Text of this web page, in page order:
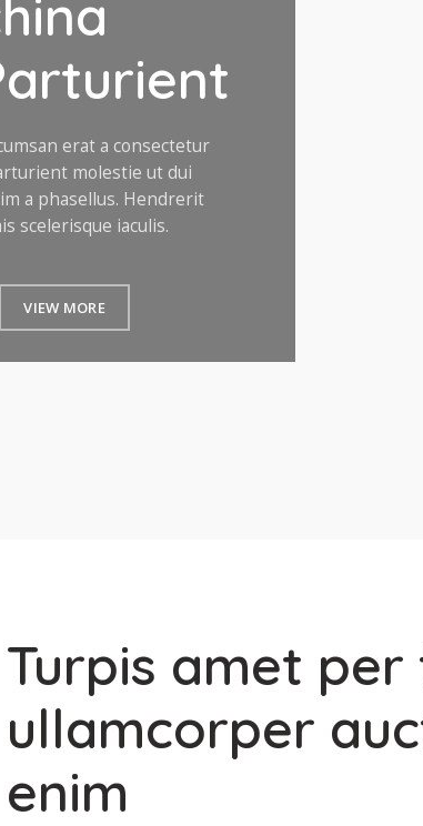
erat a consectetur
molestie ut dui
a phasellus. Hendrerit
scelerisque iaculis.
VIEW MORE
Turpis amet per
ullamcorper
enim